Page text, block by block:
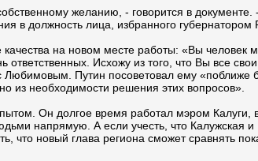
желанию, - говорится в
в должность лица, избранного губернатором
на новом месте работы: «Вы человек
Исхожу из того, что Вы все
Любимовым. Путин посоветовал ему «поближе
из необходимости решения этих вопросов».
Он долгое время работал мэром Калуги,
напрямую. А если учесть, что Калужская
что новый глава региона сможет сравнять